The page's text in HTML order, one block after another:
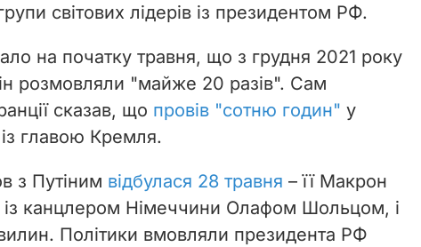
світових лідерів із президентом РФ.
на початку травня, що з грудня 2021 року
розмовляли "майже 20 разів". Сам
сказав, що провів "сотню годин" у
главою Кремля.
з Путіним відбулася 28 травня – її Макрон
із канцлером Німеччини Олафом Шольцом, і
Політики вмовляли президента РФ